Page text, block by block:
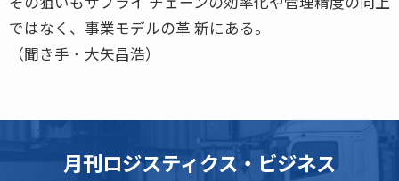
ではなく、事業モデルの革 新にある。
（聞き手・大矢昌浩）
月刊ロジスティクス・ビジネス